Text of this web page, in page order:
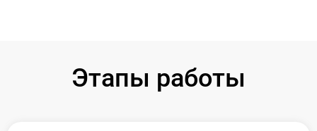
Этапы работы